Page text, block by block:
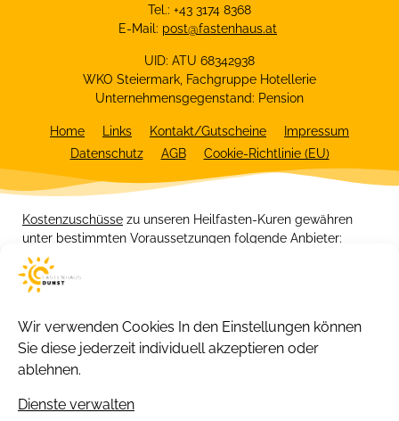
Wir verwenden Cookies In den Einstellungen können
Sie diese jederzeit individuell akzeptieren oder
ablehnen.
Dienste verwalten
Tel.: +43 3174 8368
E-Mail: post@fastenhaus.at
UID: ATU 68342938
WKO Steiermark, Fachgruppe Hotellerie
Unternehmensgegenstand: Pension
Home Links Kontakt/Gutscheine
Impressum
Datenschutz
AGB Cookie-Richtlinie (EU)
Kostenzuschüsse zu unseren Heilfasten-Kuren gewähren
unter bestimmten Voraussetzungen folgende Anbieter: